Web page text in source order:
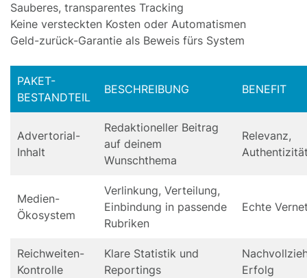
Sauberes, transparentes Tracking
Keine versteckten Kosten oder Automatismen
Geld-zurück-Garantie als Beweis fürs System
PAKET-
BESTANDTEIL
BESCHREIBUNG BENEFIT
Advertorial-
Inhalt
Redaktioneller Beitrag
auf deinem
Wunschthema
Relevanz,
Medien-
Ökosystem
Verlinkung, Verteilung,
Einbindung in passende
Rubriken
Echte
Reichweiten-
Kontrolle
Klare Statistik und
Reportings
Erfolg